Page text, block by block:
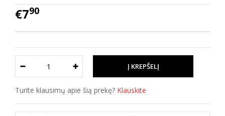
€790
Turite klausimų apie šią prekę? Klauskite